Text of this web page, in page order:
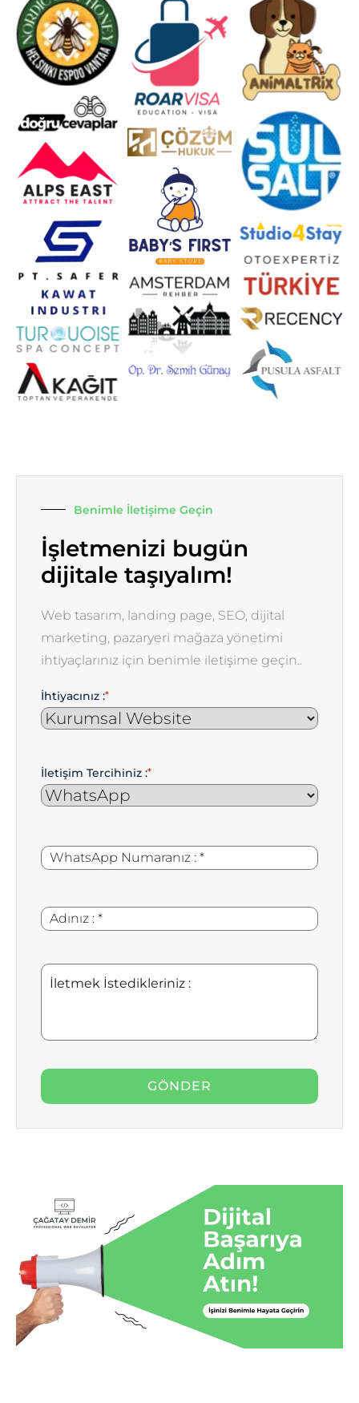
Benimle İletişime Geçin
İşletmenizi bugün
dijitale taşıyalım!
Web tasarım, landing page, SEO, dijital
marketing, pazaryeri mağaza yönetimi
ihtiyaçlarınız için benimle iletişime geçin..
İhtiyacınız :*
İletişim Tercihiniz :*
WhatsApp
Numaranız
*
Adınız
:
*
İletmek
İstedikleriniz